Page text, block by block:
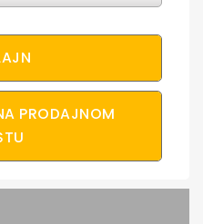
PRODAJNOM